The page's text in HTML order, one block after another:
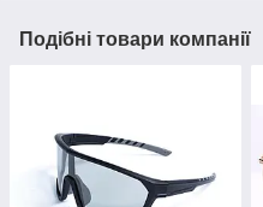
Подібні товари компанії